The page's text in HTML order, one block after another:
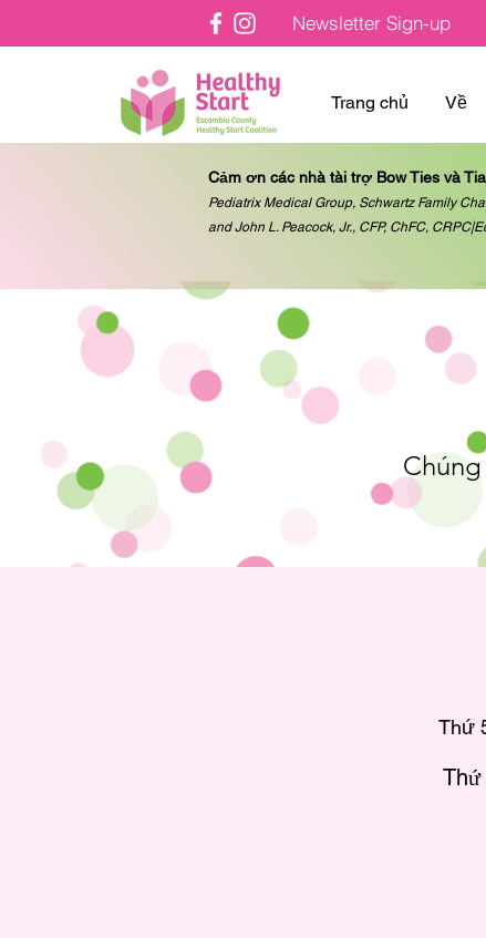
Newsletter Sign-up
Trang chủ Về
Cảm ơn các nhà tài trợ Bow Ties và
Pediatrix Medical Group, Schwartz Family
and John L. Peacock, Jr., CFP, ChFC,
Thứ
Thứ